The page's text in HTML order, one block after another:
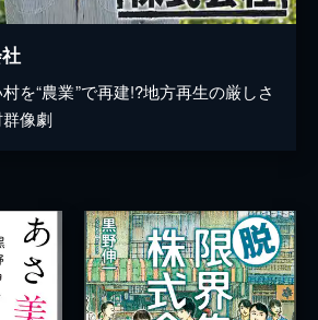
を“農業”で再建!?地方再生の厳しさ
像劇